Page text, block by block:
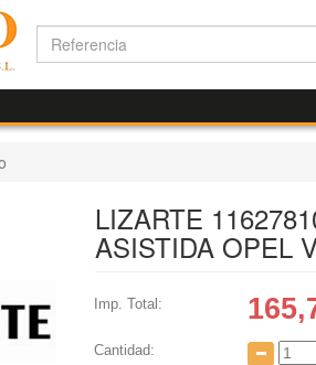
LIZARTE
ASISTIDA OPEL
Imp. Total:
Cantidad: